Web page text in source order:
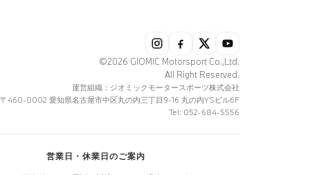
©2026 GIOMIC Motorsport Co.,Ltd.
All Right Reserved.
運営組織：ジオミックモータースポーツ株式会社
〒460-0002 愛知県名古屋市中区丸の内三丁目9-16 丸の内YSビル6F
Tel: 052-684-5556
営業日・休業日のご案内